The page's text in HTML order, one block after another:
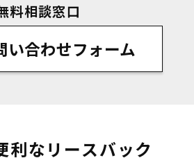
料相談窓口
い合わせフォーム
利なリースバック